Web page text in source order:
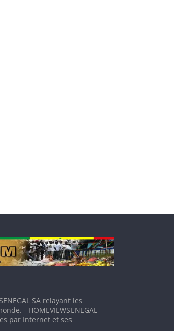
SA relayant les
- HOMEVIEWSENEGAL
par Internet et ses